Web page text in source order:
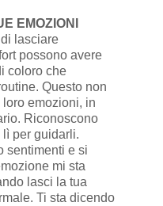
EMOZIONI
lasciare
possono avere
coloro che
Questo non
emozioni, in
Riconoscono
per guidarli.
sentimenti e si
mi sta
lasci la tua
Ti sta dicendo